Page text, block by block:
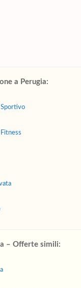
a Perugia:
– Offerte simili: